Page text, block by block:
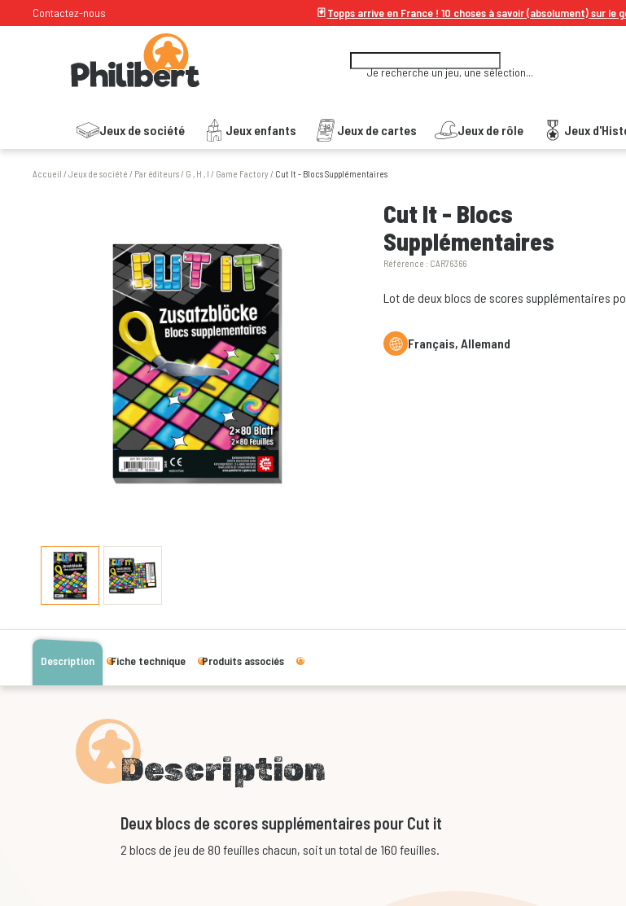
Contactez-nous 🃏Topps arrive en France ! 10 choses à savoir (absolument) sur
Je recherche un jeu, une sélection...
Jeux de société Jeux enfants Jeux de cartes Jeux de rôle Jeux
Accueil /Jeux de société / Par éditeurs/ G , H , I / Game Factory/ Cut It - Blocs Supplémentaires
Cut It - Blocs
Supplémentaires
Référence : CAR76366
Lot de deux blocs de scores supplémentaires
Français, Allemand
Description Fiche technique Produits associés
Description
Deux blocs de scores supplémentaires pour Cut it
2 blocs de jeu de 80 feuilles chacun, soit un total de 160 feuilles.